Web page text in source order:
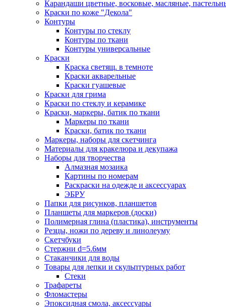
Карандаши цветные, восковые, масляные,
Краски по коже "Декола"
Контуры
Контуры по стеклу
Контуры по ткани
Контуры универсальные
Краски
Краска светящ. в темноте
Краски акварельные
Краски гуашевые
Краски для грима
Краски по стеклу и керамике
Краски, маркеры, батик по ткани
Маркеры по ткани
Краски, батик по ткани
Маркеры, наборы для скетчинга
Материалы для кракелюра и декупажа
Наборы для творчества
Алмазная мозаика
Картины по номерам
Раскраски на одежде и аксессуарах
ЭБРУ
Папки для рисунков, планшетов
Планшеты для маркеров (доски)
Полимерная глина (пластика), инструменты
Резцы, ножи по дереву и линолеуму
Скетчбуки
Стержни d=5.6мм
Стаканчики для воды
Товары для лепки и скульптурных работ
Стеки
Трафареты
Фломастеры
Эпоксидная смола, аксессуары